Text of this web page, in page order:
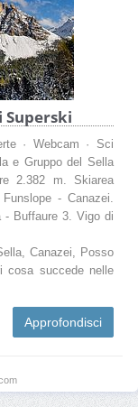
Superski
· Webcam · Sci
e Gruppo del Sella
2.382 m. Skiarea
- Canazei.
- Buffaure 3. Vigo di
Canazei, Posso
cosa succede nelle
Approfondisci